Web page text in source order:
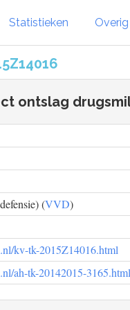
Statistieken Overig
ontslag
(VVD)
kv-tk-2015Z14016.html
ah-tk-20142015-3165.html